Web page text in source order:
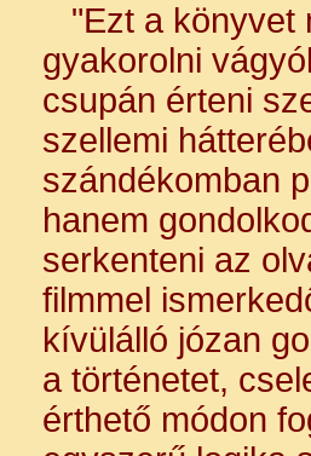
"Ezt a könyvet
gyakorolni
csupán érteni
szellemi
szándékomban
hanem
serkenteni az
filmmel
kívülálló józan
a történetet,
érthető módon